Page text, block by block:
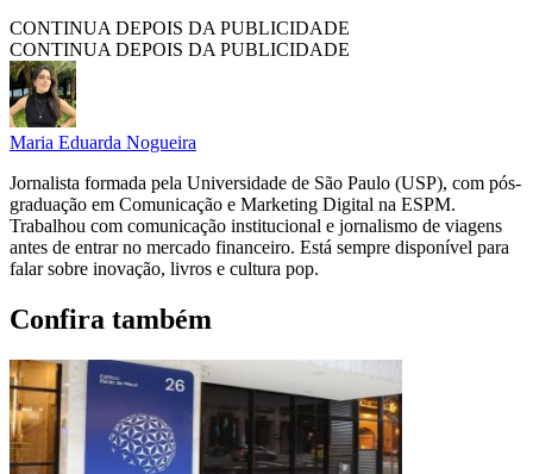
CONTINUA DEPOIS DA PUBLICIDADE
CONTINUA DEPOIS DA PUBLICIDADE
Maria Eduarda Nogueira
Jornalista formada pela Universidade de São Paulo (USP), com pós-
graduação em Comunicação e Marketing Digital na ESPM.
Trabalhou com comunicação institucional e jornalismo de viagens
antes de entrar no mercado financeiro. Está sempre disponível para
falar sobre inovação, livros e cultura pop.
Confira também